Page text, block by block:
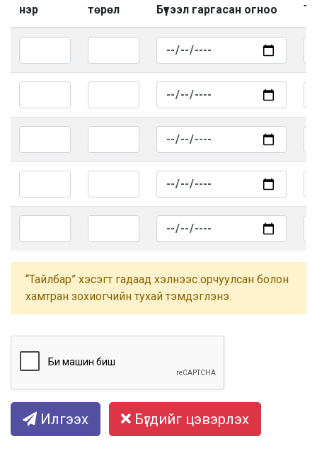
нэр
төрөл
Бүтээл гаргасан огноо
“Тайлбар” хэсэгт гадаад хэлнээс орчуулсан болон
хамтран зохиогчийн тухай тэмдэглэнэ.
Илгээх Бүгдийг цэвэрлэх